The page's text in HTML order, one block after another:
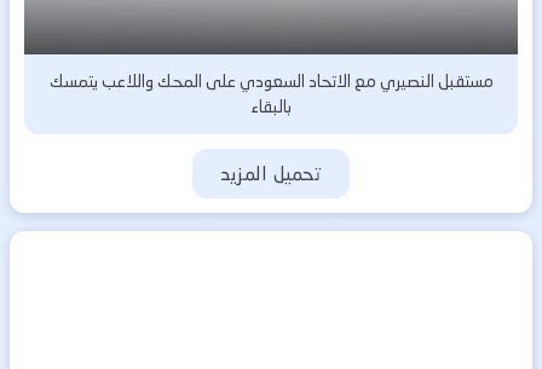
مستقبل النصيري مع الاتحاد السعودي على المحك واللاعب يتمسك
بالبقاء
تحميل المزيد